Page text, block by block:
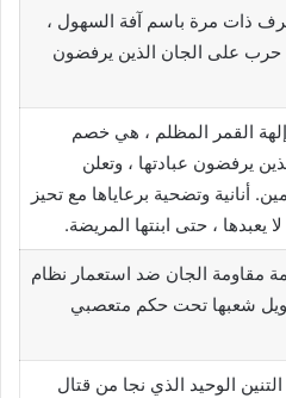
ذات مرة باسم آفة السهول ،
على الجان الذين يرفضون
القمر المظلم ، هي خصم
يرفضون عبادتها ، وتعلن
أنانية وتضحية برعاياها مع تحيز
، حتى ابنتها المريضة.
مقاومة الجان ضد استعمار نظام
شعبها تحت حكم متعصبي
الوحيد الذي نجا من قتال